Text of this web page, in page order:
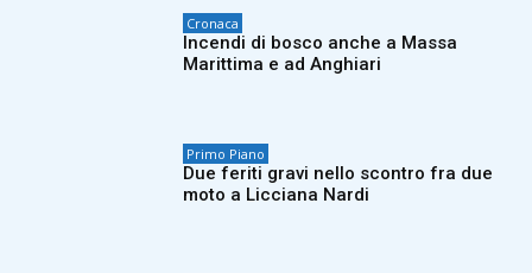
Cronaca
Incendi di bosco anche a Massa
Marittima e ad Anghiari
Primo Piano
Due feriti gravi nello scontro fra due
moto a Licciana Nardi